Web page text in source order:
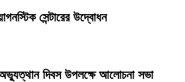
সেন্টারের উদ্বোধন
দিবস উপলক্ষে আলোচনা সভা